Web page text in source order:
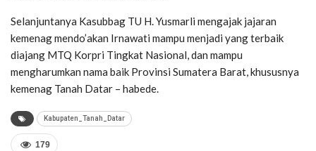
Selanjuntanya Kasubbag TU H. Yusmarli mengajak jajaran
kemenag mendo’akan Irnawati mampu menjadi yang terbaik
diajang MTQ Korpri Tingkat Nasional, dan mampu
mengharumkan nama baik Provinsi Sumatera Barat, khususnya
kemenag Tanah Datar – habede.
Kabupaten_Tanah_Datar
179